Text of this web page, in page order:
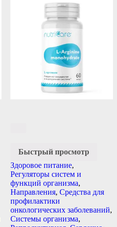
Быстрый просмотр
Здоровое питание,
Регуляторы систем и
функций организма,
Направления, Средства для
профилактики
онкологических заболеваний,
Системы организма,